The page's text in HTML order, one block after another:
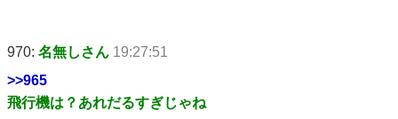
970: 名無しさん 19:27:51
>>965
飛行機は？あれだるすぎじゃね